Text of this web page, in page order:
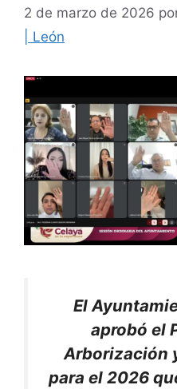
2 de marzo de 2026
| León
El
aprobó el
Arborización
para el 2026